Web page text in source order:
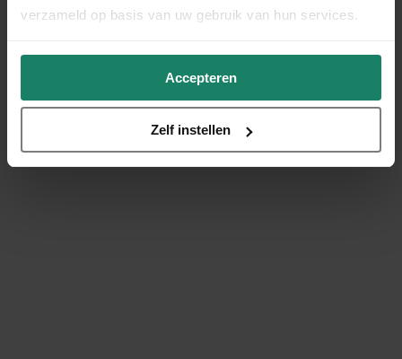
verzameld op basis van uw gebruik van hun services.
Accepteren
Zelf instellen